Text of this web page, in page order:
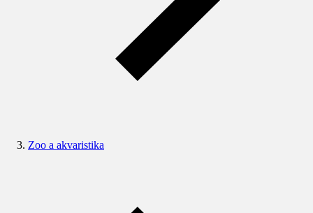
Zoo a akvaristika